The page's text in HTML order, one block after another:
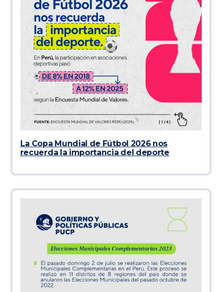
La Copa Mundial de Fútbol 2026 nos
recuerda la importancia del deporte